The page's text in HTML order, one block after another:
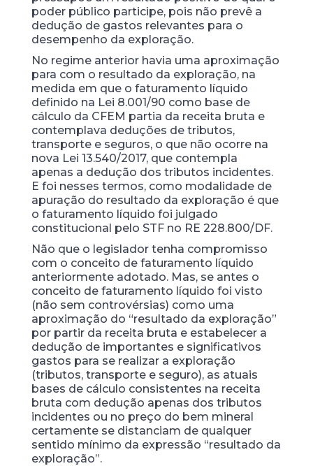
poder público participe, pois não prevê a
dedução de gastos relevantes para o
desempenho da exploração.
No regime anterior havia uma aproximação
para com o resultado da exploração, na
medida em que o faturamento líquido
definido na Lei 8.001/90 como base de
cálculo da CFEM partia da receita bruta e
contemplava deduções de tributos,
transporte e seguros, o que não ocorre na
nova Lei 13.540/2017, que contempla
apenas a dedução dos tributos incidentes.
E foi nesses termos, como modalidade de
apuração do resultado da exploração é que
o faturamento líquido foi julgado
constitucional pelo STF no RE 228.800/DF.
Não que o legislador tenha compromisso
com o conceito de faturamento líquido
anteriormente adotado. Mas, se antes o
conceito de faturamento líquido foi visto
(não sem controvérsias) como uma
aproximação do “resultado da exploração”
por partir da receita bruta e estabelecer a
dedução de importantes e significativos
gastos para se realizar a exploração
(tributos, transporte e seguro), as atuais
bases de cálculo consistentes na receita
bruta com dedução apenas dos tributos
incidentes ou no preço do bem mineral
certamente se distanciam de qualquer
sentido mínimo da expressão “resultado da
exploração”.